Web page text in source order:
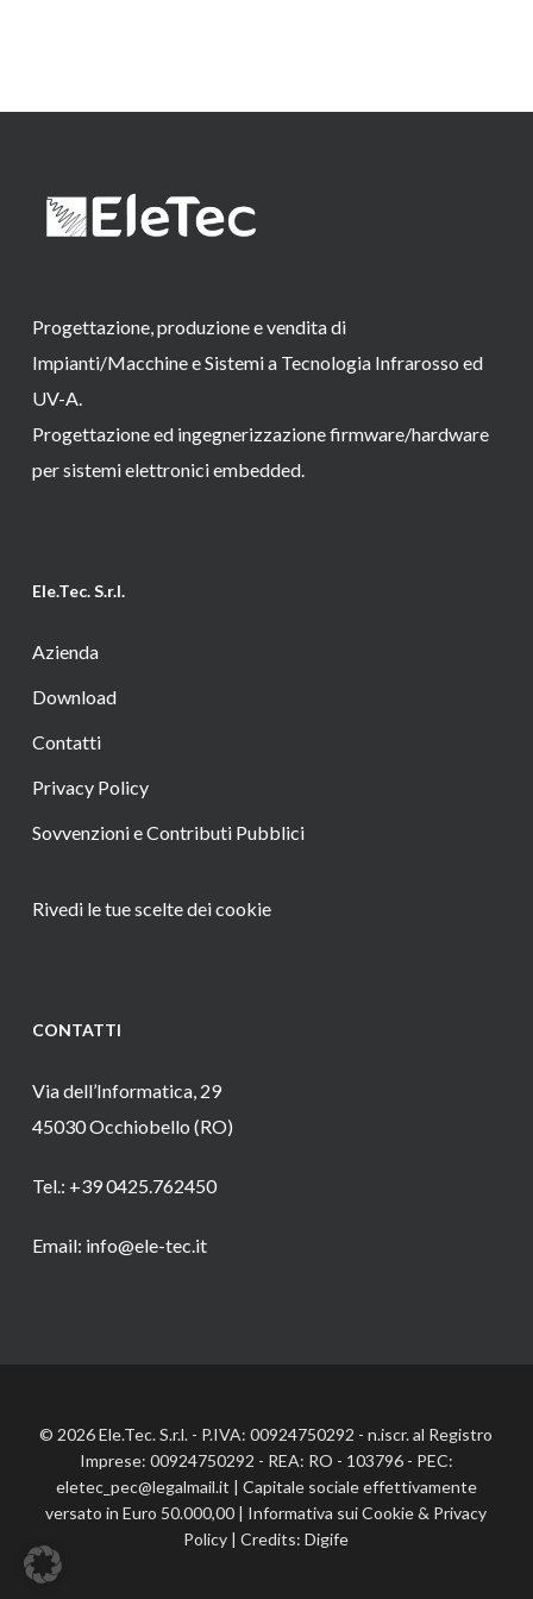
Progettazione, produzione e vendita di
Impianti/Macchine e Sistemi a Tecnologia Infrarosso ed
UV-A.
Progettazione ed ingegnerizzazione firmware/hardware
per sistemi elettronici embedded.
Ele.Tec. S.r.l.
Azienda
Download
Contatti
Privacy Policy
Sovvenzioni e Contributi Pubblici
Rivedi le tue scelte dei cookie
CONTATTI
Via dell’Informatica, 29
45030 Occhiobello (RO)
Tel.: +39 0425.762450
Email: info@ele-tec.it
© 2026 Ele.Tec. S.r.l. - P.IVA: 00924750292 - n.iscr. al Registro
Imprese: 00924750292 - REA: RO - 103796 - PEC:
eletec_pec@legalmail.it | Capitale sociale effettivamente
versato in Euro 50.000,00 | Informativa sui Cookie& Privacy
Policy | Credits:Digife